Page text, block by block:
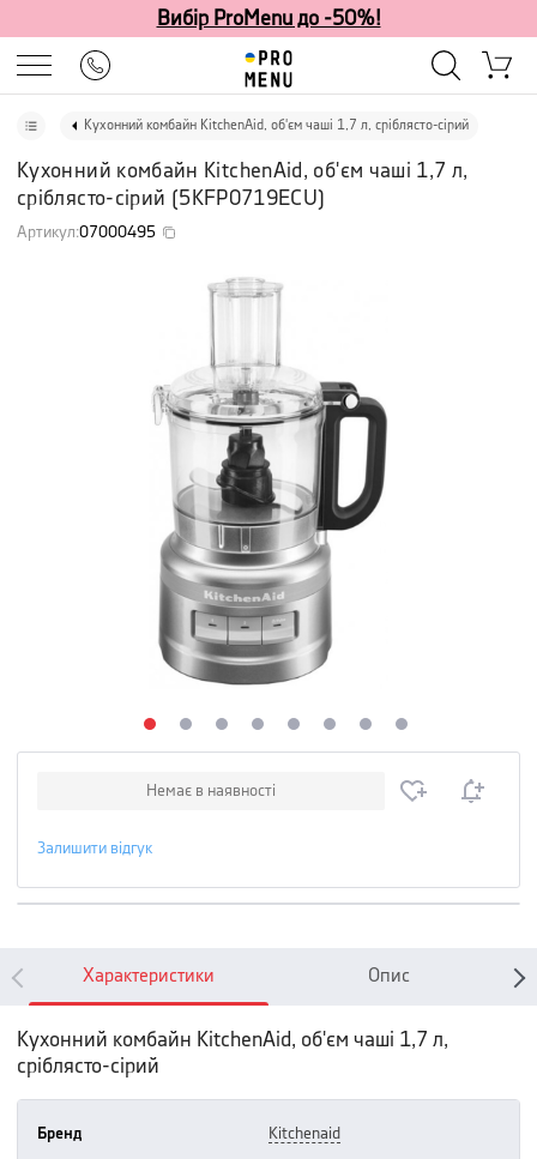
Вибір ProMenu до -50%!
Кухонний комбайн KitchenAid, об'єм чаші 1,7 л, сріблясто-сірий
Кухонний комбайн KitchenAid, об'єм чаші 1,7 л,
сріблясто-сірий (5KFP0719ECU)
Артикул:07000495
Немає в наявності
Залишити відгук
Характеристики Опис
Кухонний комбайн KitchenAid, об'єм чаші 1,7 л,
сріблясто-сірий
Бренд kitchenaid